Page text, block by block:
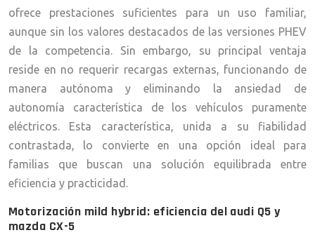
ofrece prestaciones suficientes para un uso familiar,
aunque sin los valores destacados de las versiones PHEV
de la competencia. Sin embargo, su principal ventaja
reside en no requerir recargas externas, funcionando de
manera autónoma y eliminando la ansiedad de
autonomía característica de los vehículos puramente
eléctricos. Esta característica, unida a su fiabilidad
contrastada, lo convierte en una opción ideal para
familias que buscan una solución equilibrada entre
eficiencia y practicidad.
Motorización mild hybrid: eficiencia del audi Q5 y
mazda CX-5